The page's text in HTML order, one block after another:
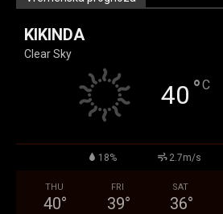
KIKINDA
Clear Sky
40 °C
18% 2.7m/s
THU
40°
FRI
39°
SAT
36°